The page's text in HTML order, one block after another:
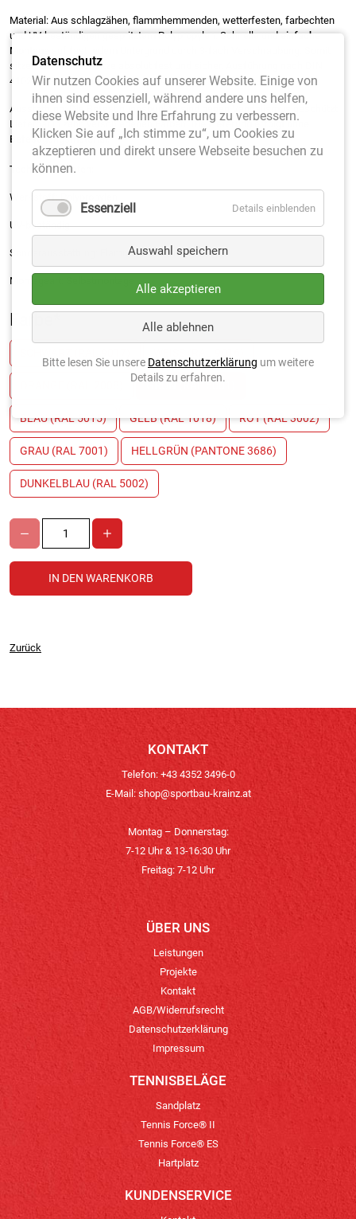
Material: Aus schlagzähen, flammhemmenden, wetterfesten, farbechten
und UV-beständigen gespritztem Polypropylen. Schnelle undeinfache
Montage
sitzen die Tribünensitze absolut fest und sicher. Ausführung nach DIN
4102B1 (schwerentflammbar auf Anfrage)
Ausstattung: Die Befestigungspunkte sind gegen Vandalismus geschützt.
Lieferbar in zehn verschiedenen Farben.Die Lieferung erfolgt ohne
Befestigungsmaterial.
Technische Daten:
Werkstoff: Polypropylen
UV-beständig
Sonderausstattung: Flammhemend auf Anfrage
Montageart: Selbstmontage
Farbe
GRÜN (RAL 6001)
BLAU (RAL 5015) GELB (RAL 1018) ROT (RAL 3002)
GRAU (RAL 7001) HELLGRÜN (PANTONE 3686)
DUNKELBLAU (RAL 5002)
Zurück
KONTAKT
Telefon: +43 4352 3496-0
E-Mail:shop@sportbau-krainz.at
Montag – Donnerstag:
7-12 Uhr & 13-16:30 Uhr
Freitag: 7-12 Uhr
ÜBER UNS
Leistungen
Projekte
Kontakt
AGB/Widerrufsrecht
Datenschutzerklärung
Impressum
TENNISBELÄGE
Sandplatz
Tennis Force® II
Tennis Force® ES
Hartplatz
KUNDENSERVICE
Datenschutz
Wir nutzen Cookies auf unserer Website. Einige von
ihnen sind essenziell, während andere uns helfen,
diese Website und Ihre Erfahrung zu verbessern.
Klicken Sie auf „Ich stimme zu“, um Cookies zu
akzeptieren und direkt unsere Webseite besuchen zu
können.
Essenziell Details einblenden
Auswahl speichern
Alle akzeptieren
Alle ablehnen
Bitte lesen Sie unsere Datenschutzerklärung um weitere
Details zu erfahren.